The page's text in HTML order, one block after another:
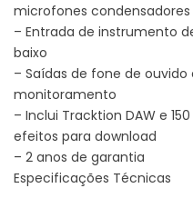
microfones
– Entrada de instrumento
baixo
– Saídas de fone de
monitoramento
– Inclui Tracktion DAW e
efeitos para download
– 2 anos de garantia
Especificações Técnicas